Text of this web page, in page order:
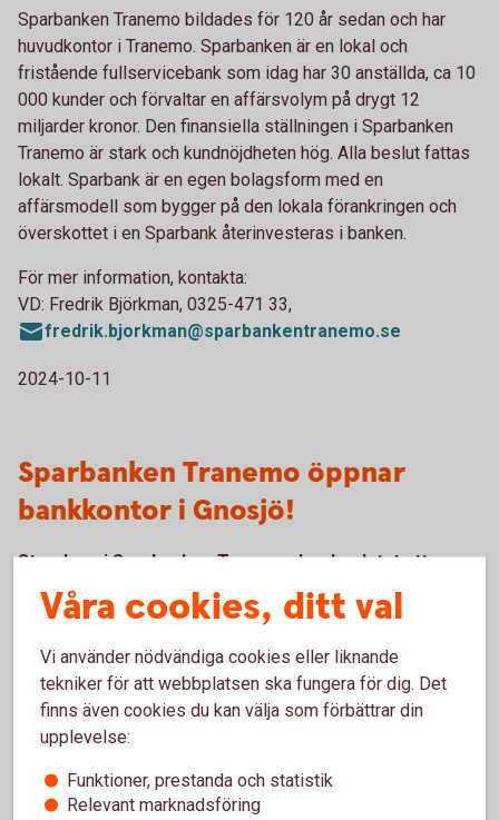
Sparbanken Tranemo bildades för 120 år sedan och har
huvudkontor i Tranemo. Sparbanken är en lokal och
fristående fullservicebank som idag har 30 anställda, ca 10
000 kunder och förvaltar en affärsvolym på drygt 12
miljarder kronor. Den finansiella ställningen i Sparbanken
Tranemo är stark och kundnöjdheten hög. Alla beslut fattas
lokalt. Sparbank är en egen bolagsform med en
affärsmodell som bygger på den lokala förankringen och
överskottet i en Sparbank återinvesteras i banken.
För mer information, kontakta:
VD: Fredrik Björkman, 0325-471 33,
fredrik.bjorkman@sparbankentranemo.se
2024-10-11
Sparbanken Tranemo öppnar
bankkontor i Gnosjö!
Styrelsen i Sparbanken Tranemo har beslutat att
öppna bankkontor i Gnosjö under 2024. Det nya
bankkontoret kommer att erbjuda ett brett utbud av
företagskunder samt ha öppen dörr varje vardag.
Under hösten 2024 kommer Sparbanken Tranemo att öppna
ett bankkontor i Gnosjö. Kontoret kommer att vara öppet
tid. Syftet med det nya kontoret är att förenkla för såväl
Våra cookies, ditt val
Vi använder nödvändiga cookies eller liknande
tekniker för att webbplatsen ska fungera för dig. Det
finns även cookies du kan välja som förbättrar din
upplevelse:
Funktioner, prestanda och statistik
Relevant marknadsföring